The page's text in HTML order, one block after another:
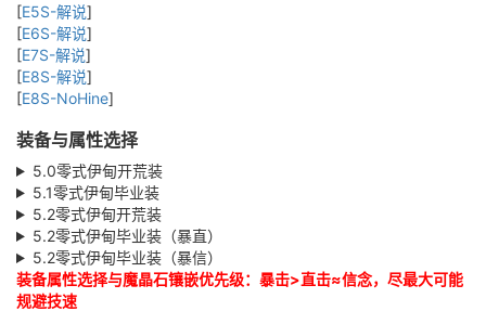
[E5S-解说]
[E6S-解说]
[E7S-解说]
[E8S-解说]
[E8S-NoHine]
装备与属性选择
5.0零式伊甸开荒装
5.1零式伊甸毕业装
5.2零式伊甸开荒装
5.2零式伊甸毕业装（暴直）
5.2零式伊甸毕业装（暴信）
装备属性选择与魔晶石镶嵌优先级：暴击>直击≈信念，尽最大可能
规避技速